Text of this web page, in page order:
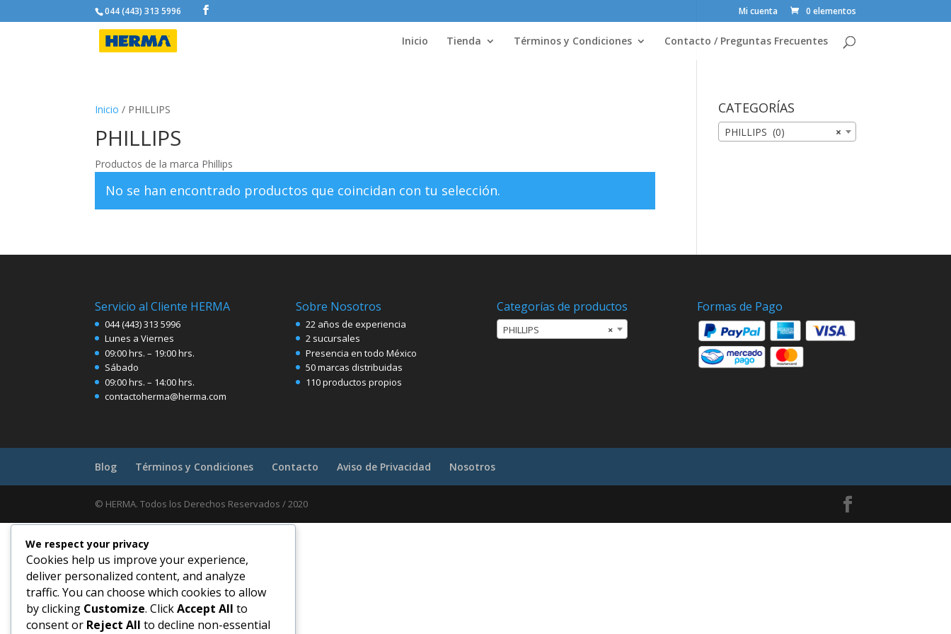
044 (443) 313 5996 Mi cuenta 0 elementos
Inicio Tienda Términos y Condiciones Contacto / Preguntas Frecuentes
Inicio / PHILLIPS
PHILLIPS
Productos de la marca Phillips
No se han encontrado productos que coincidan con tu selección.
CATEGORÍAS
×
PHILLIPS (0)
Servicio al Cliente HERMA
044 (443) 313 5996
Lunes a Viernes
09:00 hrs. – 19:00 hrs.
Sábado
09:00 hrs. – 14:00 hrs.
contactoherma@herma.com
Sobre Nosotros
22 años de experiencia
2 sucursales
Presencia en todo México
50 marcas distribuidas
110 productos propios
Categorías de productos
×
PHILLIPS
Formas de Pago
Blog Términos y Condiciones Contacto Aviso de Privacidad Nosotros
© HERMA. Todos los Derechos Reservados / 2020
We respect your privacy
Cookies help us improve your experience,
deliver personalized content, and analyze
traffic. You can choose which cookies to allow
by clicking Customize. ClickAccept All to
consent or Reject All to decline non-essential